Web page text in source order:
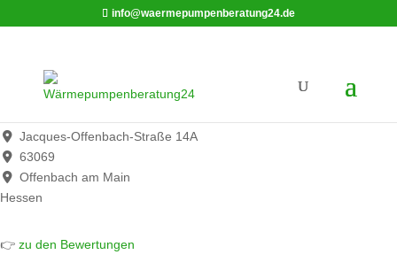
info@waermepumpenberatung24.de
PROTHERM GmbH
Werbung*
Jacques-Offenbach-Straße 14A
63069
Offenbach am Main
Hessen
👉 zu den Bewertungen